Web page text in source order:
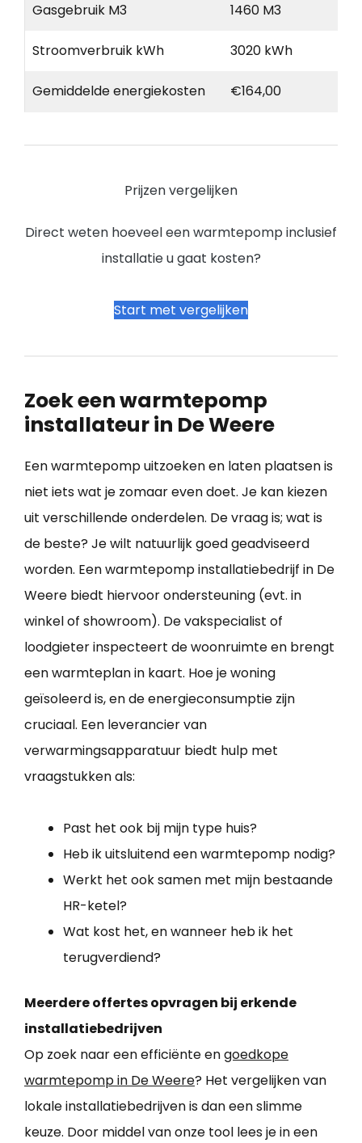
Gasgebruik M3 1460 M3
Stroomverbruik kWh 3020 kWh
Gemiddelde energiekosten €164,00
Prijzen vergelijken
Direct weten hoeveel een warmtepomp inclusief
installatie u gaat kosten?
Start met vergelijken
Zoek een warmtepomp
installateur in De Weere
Een warmtepomp uitzoeken en laten plaatsen is
niet iets wat je zomaar even doet. Je kan kiezen
uit verschillende onderdelen. De vraag is; wat is
de beste? Je wilt natuurlijk goed geadviseerd
worden. Een warmtepomp installatiebedrijf in De
Weere biedt hiervoor ondersteuning (evt. in
winkel of showroom). De vakspecialist of
loodgieter inspecteert de woonruimte en brengt
een warmteplan in kaart. Hoe je woning
geïsoleerd is, en de energieconsumptie zijn
cruciaal. Een leverancier van
verwarmingsapparatuur biedt hulp met
vraagstukken als:
Past het ook bij mijn type huis?
Heb ik uitsluitend een warmtepomp nodig?
Werkt het ook samen met mijn bestaande
HR-ketel?
Wat kost het, en wanneer heb ik het
terugverdiend?
Meerdere offertes opvragen bij erkende
installatiebedrijven
Op zoek naar een efficiënte engoedkope
warmtepomp in De Weere? Het vergelijken van
lokale installatiebedrijven is dan een slimme
keuze. Door middel van onze tool lees je in een